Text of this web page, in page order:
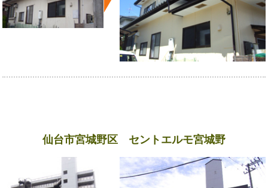
仙台市宮城野区 セントエルモ宮城野